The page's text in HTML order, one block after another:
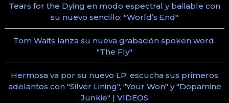
Tears for the Dying en modo espectral y bailable con
su nuevo sencillo: "World’s End"
Tom Waits lanza su nueva grabación spoken word:
"The Fly"
Hermosa va por su nuevo LP; escucha sus primeros
adelantos con "Silver Lining", "Your Won" y "Dopamine
Junkie" | VIDEOS